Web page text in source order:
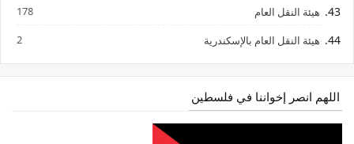
هيئة النقل العام 178
هيئة النقل العام بالإسكندرية 2
اللهم انصر إخواننا في فلسطين